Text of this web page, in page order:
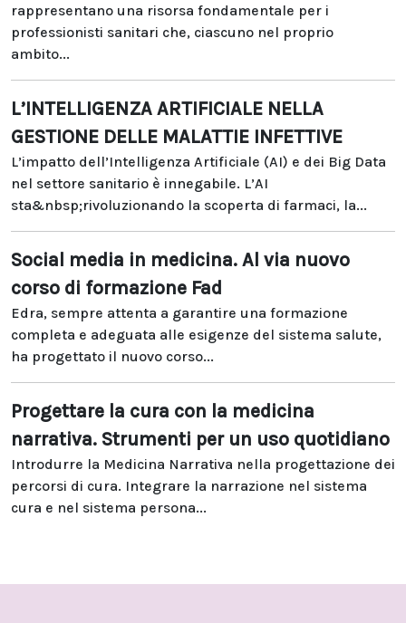
rappresentano una risorsa fondamentale per i
professionisti sanitari che, ciascuno nel proprio
ambito...
L’INTELLIGENZA ARTIFICIALE NELLA
GESTIONE DELLE MALATTIE INFETTIVE
L’impatto dell’Intelligenza Artificiale (AI) e dei Big Data
nel settore sanitario è innegabile. L’AI
sta&nbsp;rivoluzionando la scoperta di farmaci, la...
Social media in medicina. Al via nuovo
corso di formazione Fad
Edra, sempre attenta a garantire una formazione
completa e adeguata alle esigenze del sistema salute,
ha progettato il nuovo corso...
Progettare la cura con la medicina
narrativa. Strumenti per un uso quotidiano
Introdurre la Medicina Narrativa nella progettazione dei
percorsi di cura. Integrare la narrazione nel sistema
cura e nel sistema persona...